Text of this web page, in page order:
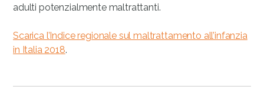
adulti potenzialmente maltrattanti.
Scarica l’Indice regionale sul maltrattamento all’infanzia
in Italia 2018.